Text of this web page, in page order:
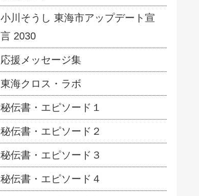
小川そうし 東海市アップデート宣
言 2030
応援メッセージ集
東海クロス・ラボ
秘伝書・エピソード１
秘伝書・エピソード２
秘伝書・エピソード３
秘伝書・エピソード４